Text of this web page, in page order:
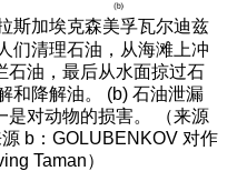
斯加埃克森美孚瓦尔迪兹
们清理石油，从海滩上冲
石油，最后从水面掠过石
和降解油。 (b) 石油泄漏
是对动物的损害。 （来源
b：GOLUBENKOV 对作
Taman）